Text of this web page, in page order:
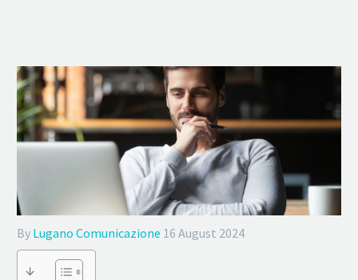
By Lugano Comunicazione 16 August 2024
↓